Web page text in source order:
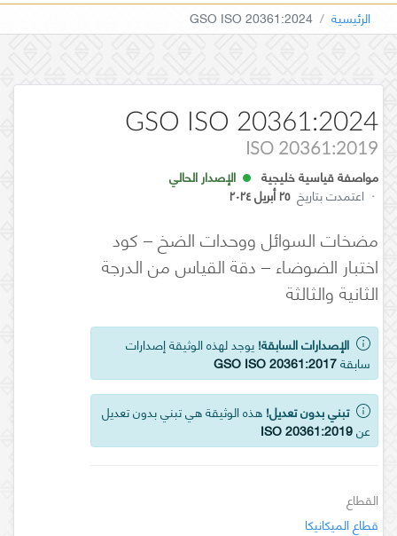
الرئيسية GSO ISO 20361:2024
GSO ISO 20361:2024
ISO 20361:2019
مواصفة قياسية خليجية
الإصدار الحالي
· اعتمدت بتاريخ ٢٥ أبريل ٢٠٢٤
مضخات السوائل ووحدات الضخ – كود
اختبار الضوضاء – دقة القياس من الدرجة
الثانية والثالثة
الإصدارات السابقة! يوجد لهذه الوثيقة إصدارات
سابقةGSO ISO 20361:2017
تبني بدون تعديل! هذه الوثيقة هي تبني بدون تعديل
عنISO 20361:2019
القطاع
قطاع الميكانيكا